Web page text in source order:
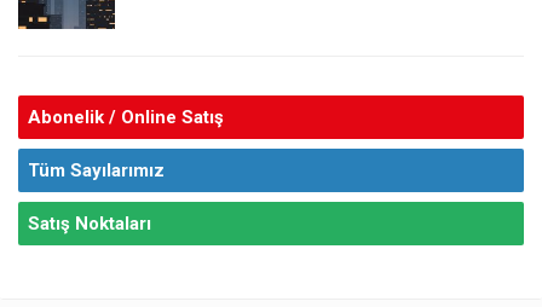
Abonelik / Online Satış
Tüm Sayılarımız
Satış Noktaları